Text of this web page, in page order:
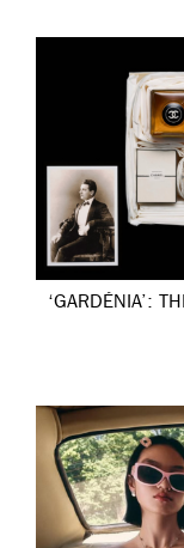
‘GARDÉNIA’: